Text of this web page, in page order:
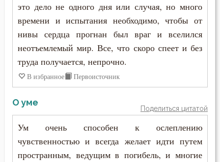
Забота
Заповеди
Здоровье
Злопамятство
Исповедь
Игнатий Антиохийский
Игнатий Брянчанинов
Иероним Стридонский
Иларион Оптинский (Пономарёв)
Илия Екдик
Иоанн (Максимович)
Иоанн Дамаскин
это дело не одного дня или случая, но много
времени и испытания необходимо, чтобы от
нивы сердца прогнан был враг и вселился
неотъемлемый мир. Все, что скоро спеет и без
труда получается, непрочно.
В избранное Первоисточник
О уме
Поделиться цитатой
Ум очень способен к ослеплению
чувственностью и всегда желает идти путем
пространным, ведущим в погибель, и многие